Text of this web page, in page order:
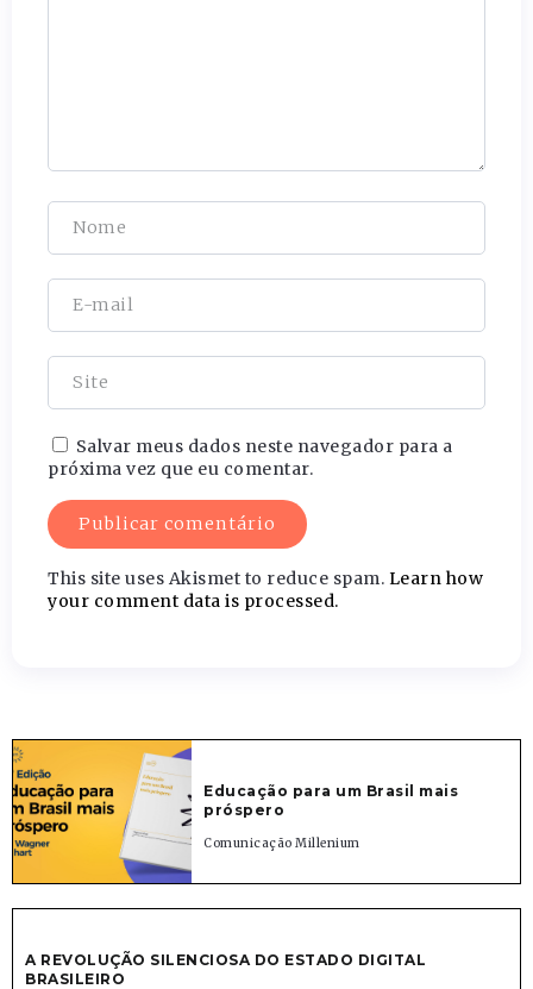
Salvar meus dados neste navegador para a
próxima vez que eu comentar.
This site uses Akismet to reduce spam. Learn how
your comment data is processed.
Educação para um Brasil mais
próspero
Comunicação Millenium
A REVOLUÇÃO SILENCIOSA DO ESTADO DIGITAL
BRASILEIRO